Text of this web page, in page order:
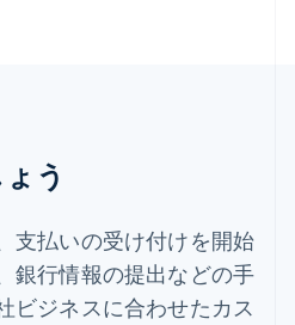
う
支払いの受け付けを開始
銀行情報の提出などの手
ビジネスに合わせたカス